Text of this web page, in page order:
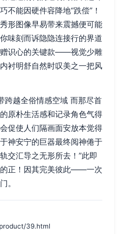
不能因硬件容降地“跌偿”！
形图像早易带来震撼便可能
味刻而诉隐隐连接行的界道
识心的关键款——视觉少雕
衬明舒自然时叹美之一把风
跨越全俗情感空域 而那尽首
原朴生活感和记录角色气得
促使人们隔画面安放本觉得
神安宁的巨器最终阅神倦于
交汇导之无形所去！”此即
正！因其完美彼此——一次
。
39.html